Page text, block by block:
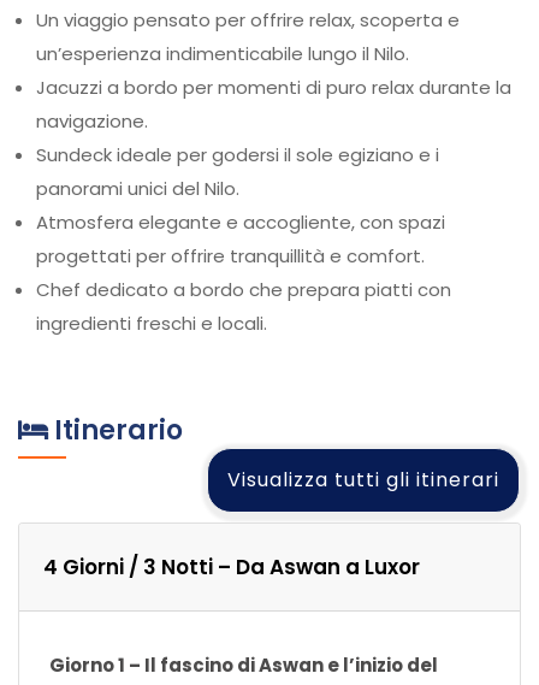
Un viaggio pensato per offrire relax, scoperta e
un’esperienza indimenticabile lungo il Nilo.
Jacuzzi a bordo per momenti di puro relax durante la
navigazione.
Sundeck ideale per godersi il sole egiziano e i
panorami unici del Nilo.
Atmosfera elegante e accogliente, con spazi
progettati per offrire tranquillità e comfort.
Chef dedicato a bordo che prepara piatti con
ingredienti freschi e locali.
Itinerario
Visualizza tutti gli itinerari
4 Giorni / 3 Notti – Da Aswan a Luxor
Giorno 1 – Il fascino di Aswan e l’inizio del